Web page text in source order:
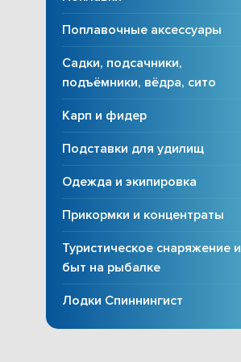
Поплавочные аксессуары
Садки, подсачники,
подъёмники, вёдра, сито
Карп и фидер
Подставки для удилищ
Одежда и экипировка
Прикормки и концентраты
Туристическое снаряжение и
быт на рыбалке
Лодки Спиннингист